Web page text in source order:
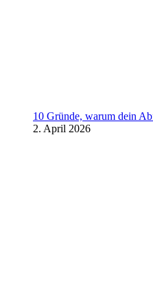
10 Gründe, warum dein
2. April 2026